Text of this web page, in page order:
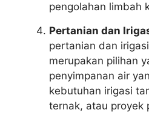
pengolahan limbah
Pertanian dan
pertanian dan
merupakan pilihan
penyimpanan air
kebutuhan irigasi
ternak, atau proyek